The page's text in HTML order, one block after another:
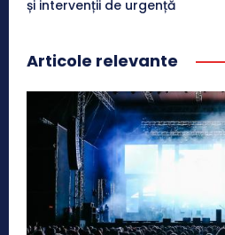
și intervenții de urgență
Articole relevante